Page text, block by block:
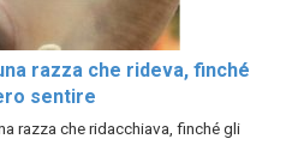
razza che rideva, finché
sentire
razza che ridacchiava, finché gli